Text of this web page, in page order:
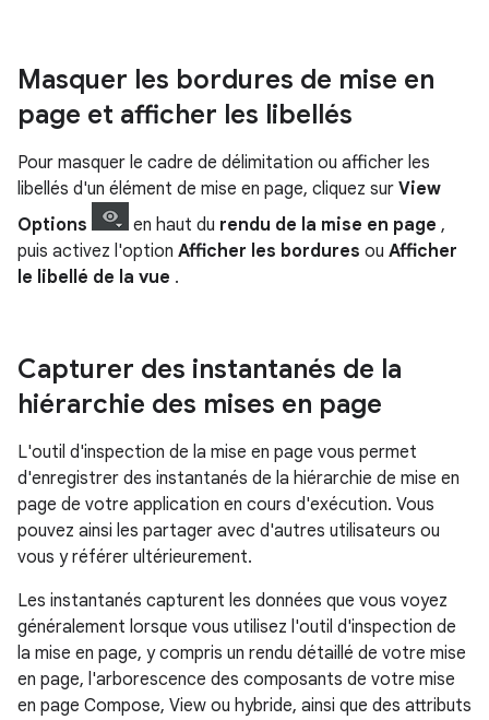
Masquer les bordures de mise en
page et afficher les libellés
Pour masquer le cadre de délimitation ou afficher les
libellés d'un élément de mise en page, cliquez sur View
Options
en haut du rendu de la mise en page ,
puis activez l'option Afficher les bordures ou Afficher
le libellé de la vue .
Capturer des instantanés de la
hiérarchie des mises en page
L'outil d'inspection de la mise en page vous permet
d'enregistrer des instantanés de la hiérarchie de mise en
page de votre application en cours d'exécution. Vous
pouvez ainsi les partager avec d'autres utilisateurs ou
vous y référer ultérieurement.
Les instantanés capturent les données que vous voyez
généralement lorsque vous utilisez l'outil d'inspection de
la mise en page, y compris un rendu détaillé de votre mise
en page, l'arborescence des composants de votre mise
en page Compose, View ou hybride, ainsi que des attributs